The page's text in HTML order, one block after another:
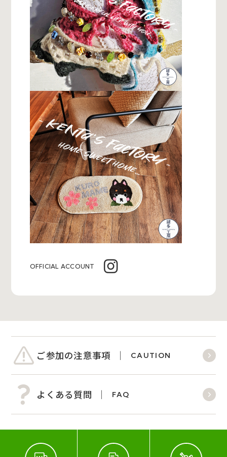
OFFICIAL ACCOUNT
ご参加の注意事項 CAUTION
よくある質問 FAQ